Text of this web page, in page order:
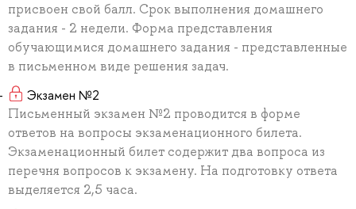
присвоен свой балл. Срок выполнения домашнего
задания - 2 недели. Форма представления
обучающимися домашнего задания - представленные
в письменном виде решения задач.
Экзамен №2
Письменный экзамен №2 проводится в форме
ответов на вопросы экзаменационного билета.
Экзаменационный билет содержит два вопроса из
перечня вопросов к экзамену. На подготовку ответа
выделяется 2,5 часа.